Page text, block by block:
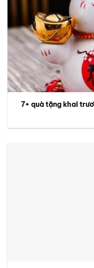
7+ quà tặng khai